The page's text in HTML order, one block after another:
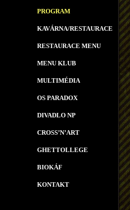
PROGRAM
KAVÁRNA/RESTAURACE
RESTAURACE MENU
MENU KLUB
MULTIMÉDIA
OS PARADOX
DIVADLO NP
CROSS’N’ART
GHETTOLLEGE
BIOKÁF
KONTAKT